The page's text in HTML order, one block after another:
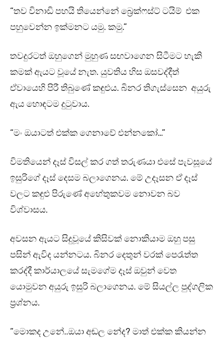
“තව විනාඩි පහයි තියෙන්නේ බ්‍රෙක්ෆස්ට් ටයිම් එක
පහුවෙන්න ඉක්මනට යමු. කමු.”
තවදුරටත් ඔහුගෙන් මුහුණ සඟවාගෙන සිටීමට හැකි
කමක් ඇයට වූයේ නැත. යුවතිය හිස ඔසවද්දීත්
ඒවායෙහි පිරී තිබුණේ කඳුළුය. බිනර තිගැස්සෙන අයුරු
ඇය හොඳටම දුටුවාය.
“මං ඔයාටත් එක්ක ගෙනාවේ එන්නකෝ…”
විමතියෙන් දෑස් විසල් කර ගත් තරුණයා එසේ පැවසූයේ
ඉසුරිගේ දෑස් දෙසම බලාගෙනය. මේ උදෑසන ඒ දෑස්
වලට කඳුළු පිරුණේ අහේතුකවම නොවන බව
විශ්වාසය.
අවසන ඇයට සිදුවූයේ කිසිවක් නොකියාම ඔහු පසු
පසින් ඇවිද යන්නටය. බිනර දෙතුන් වරක් පෙරැත්ත
කරද්දී කාර්යාලයේ සැමගේම දෑස් ඔවුන් වෙත
යොමුවන අයුරු ඉසුරි බලාගෙනය. මේ සියල්ල පුද්ගලික
ප්‍රශ්නය.
“මොකද උනේ..ඔයා අඬල නේද? මාත් එක්ක කියන්න